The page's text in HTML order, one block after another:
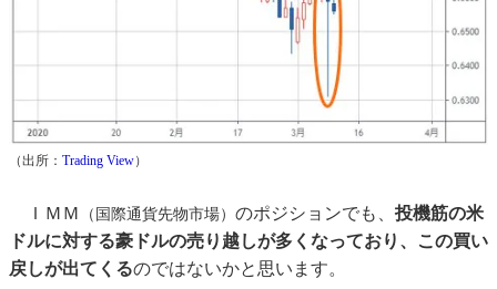
（出所： Trading View）
ＩＭＭ （国際通貨先物市場） のポジションでも、 投機筋の米
ドルに対する豪ドルの売り越しが多くなっており、この買い
戻しが出てくるのではないかと思います。